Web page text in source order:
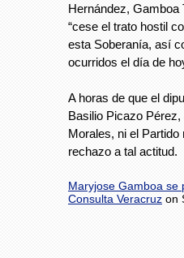
Hernández, Gamboa
“cese el trato hostil
esta Soberanía, así
ocurridos el día de
A horas de que el
Basilio Picazo
Morales, ni el
rechazo a tal actitud.
Maryjose Gamboa se
Consulta Veracruz on